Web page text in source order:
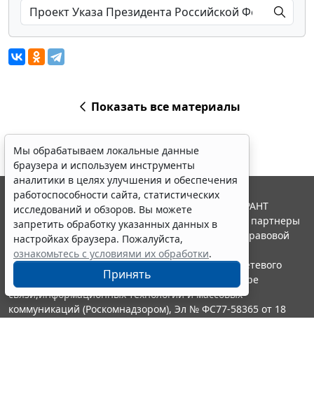
Показать все материалы
Мы обрабатываем локальные данные
браузера и используем инструменты
аналитики в целях улучшения и обеспечения
работоспособности сайта, статистических
исследований и обзоров. Вы можете
запретить обработку указанных данных в
настройках браузера. Пожалуйста,
ознакомьтесь с условиями их обработки.
Принять
© ООО "НПП "ГАРАНТ-СЕРВИС", 2026. Система ГАРАНТ
выпускается с 1990 года. Компания "Гарант" и ее партнеры
являются участниками Российской ассоциации правовой
информации ГАРАНТ.
Портал ГАРАНТ.РУ зарегистрирован в качестве сетевого
издания Федеральной службой по надзору в сфере
связи,информационных технологий и массовых
коммуникаций (Роскомнадзором), Эл № ФС77-58365 от 18